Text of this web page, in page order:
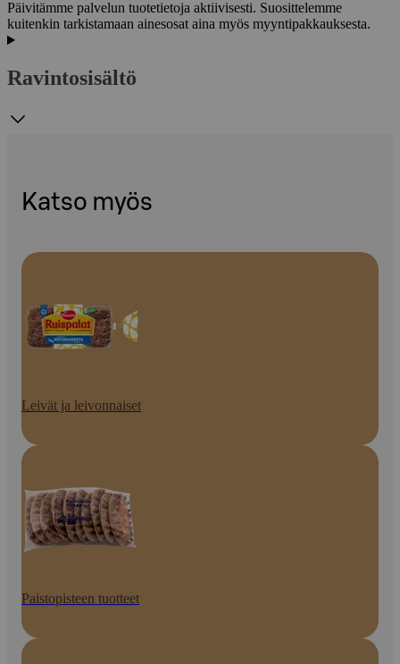
Päivitämme palvelun tuotetietoja aktiivisesti. Suosittelemme
kuitenkin tarkistamaan ainesosat aina myös myyntipakkauksesta.
Ravintosisältö
Katso myös
Leivät ja leivonnaiset
Paistopisteen tuotteet